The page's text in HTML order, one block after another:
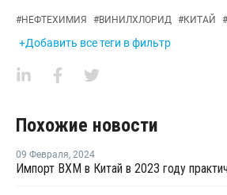
#НЕФТЕХИМИЯ #ВИНИЛХЛОРИД #КИТАЙ #
+Добавить все теги в фильтр
Похожие новости
09 Февраля, 2024